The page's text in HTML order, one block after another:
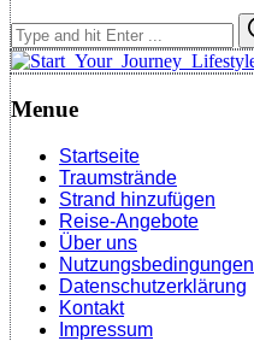
Search
for:
Menue
Startseite
Traumstrände
Strand hinzufügen
Reise-Angebote
Über uns
Nutzungsbedingungen
Datenschutzerklärung
Kontakt
Impressum